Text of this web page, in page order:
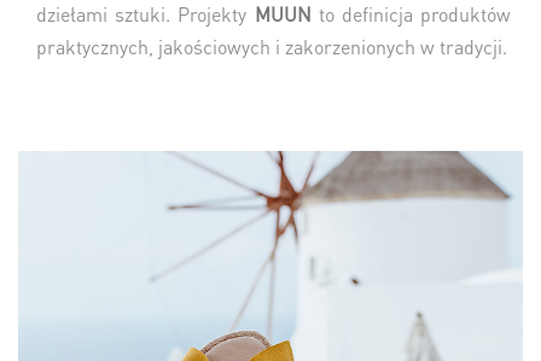
dziełami sztuki. Projekty MUUN to definicja produktów
praktycznych, jakościowych i zakorzenionych w tradycji.